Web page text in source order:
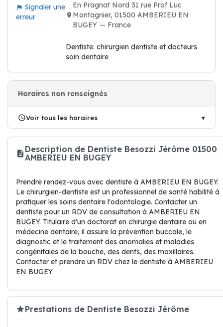
Signaler une
erreur
En Pragnat Nord 31 rue Prof Luc
Montagnier, 01500 AMBERIEU EN
BUGEY — France
Dentiste: chirurgien dentiste et docteurs
soin dentaire
Horaires non renseignés
Voir tous les horaires
Description de Dentiste Besozzi Jérôme 01500
AMBERIEU EN BUGEY
Prendre rendez-vous avec dentiste à AMBERIEU EN BUGEY.
Le chirurgien-dentiste est un professionnel de santé habilité à
pratiquer les soins dentaire l'odontologie. Contacter un
dentiste pour un RDV de consultation à AMBERIEU EN
BUGEY. Titulaire d'un doctorat en chirurgie dentaire ou en
médecine dentaire, il assure la prévention buccale, le
diagnostic et le traitement des anomalies et maladies
congénitales de la bouche, des dents, des maxillaires.
Contacter et prendre un RDV chez le dentiste à AMBERIEU
EN BUGEY
Prestations de Dentiste Besozzi Jérôme